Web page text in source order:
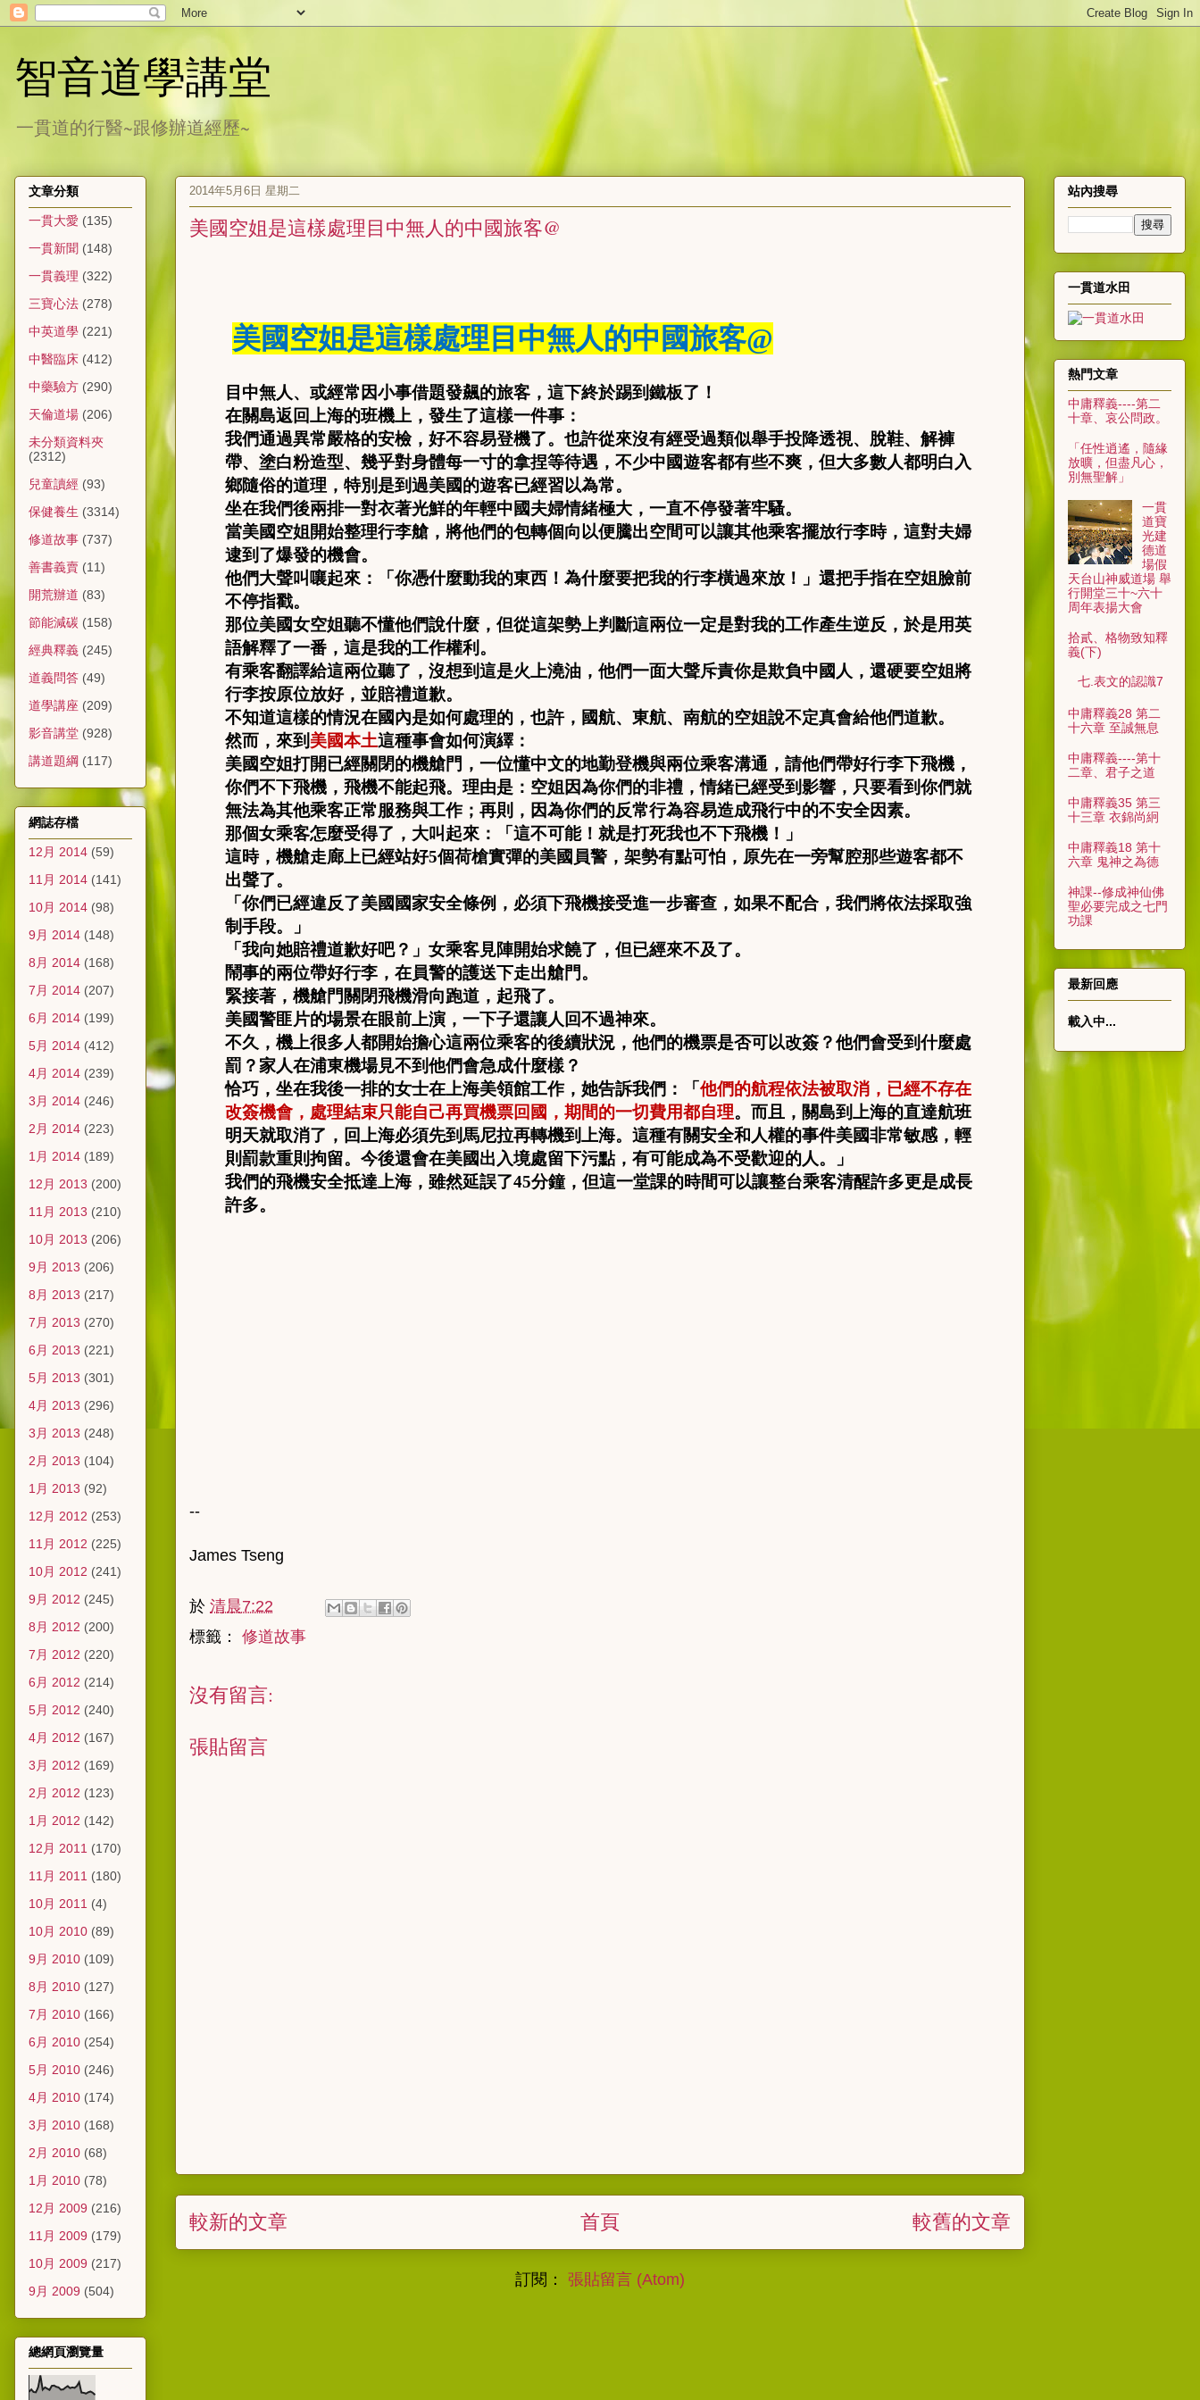
智音道學講堂
一貫道的行醫~跟修辦道經歷~
2014年5月6日 星期二
美國空姐是這樣處理目中無人的中國旅客@
美國空姐是這樣處理目中無人的中國旅客@
目中無人、或經常因小事借題發飆的旅客，這下終於踢到鐵板了！
在關島返回上海的班機上，發生了這樣一件事：
我們通過異常嚴格的安檢，好不容易登機了。也許從來沒有經受過類似舉手投降透視、脫鞋、解褲
帶、塗白粉造型、幾乎對身體每一寸的拿捏等待遇，不少中國遊客都有些不爽，但大多數人都明白入
鄉隨俗的道理，特別是到過美國的遊客已經習以為常。
坐在我們後兩排一對衣著光鮮的年輕中國夫婦情緒極大，一直不停發著牢騷。
當美國空姐開始整理行李艙，將他們的包轉個向以便騰出空間可以讓其他乘客擺放行李時，這對夫婦
逮到了爆發的機會。
他們大聲叫嚷起來：「你憑什麼動我的東西！為什麼要把我的行李橫過來放！」還把手指在空姐臉前
不停指戳。
那位美國女空姐聽不懂他們說什麼，但從這架勢上判斷這兩位一定是對我的工作產生逆反，於是用英
語解釋了一番，這是我的工作權利。
有乘客翻譯給這兩位聽了，沒想到這是火上澆油，他們一面大聲斥責你是欺負中國人，還硬要空姐將
行李按原位放好，並賠禮道歉。
不知道這樣的情況在國內是如何處理的，也許，國航、東航、南航的空姐說不定真會給他們道歉。
然而，來到 美國本土這種事會如何演繹：
美國空姐打開已經關閉的機艙門，一位懂中文的地勤登機與兩位乘客溝通，請他們帶好行李下飛機，
你們不下飛機，飛機不能起飛。理由是：空姐因為你們的非禮，情緒已經受到影響，只要看到你們就
無法為其他乘客正常服務與工作；再則，因為你們的反常行為容易造成飛行中的不安全因素。
那個女乘客怎麼受得了，大叫起來：「這不可能！就是打死我也不下飛機！」
這時，機艙走廊上已經站好5個荷槍實彈的美國員警，架勢有點可怕，原先在一旁幫腔那些遊客都不
出聲了。
「你們已經違反了美國國家安全條例，必須下飛機接受進一步審查，如果不配合，我們將依法採取強
制手段。」
「我向她賠禮道歉好吧？」女乘客見陣開始求饒了，但已經來不及了。
鬧事的兩位帶好行李，在員警的護送下走出艙門。
緊接著，機艙門關閉飛機滑向跑道，起飛了。
美國警匪片的場景在眼前上演，一下子還讓人回不過神來。
不久，機上很多人都開始擔心這兩位乘客的後續狀況，他們的機票是否可以改簽？他們會受到什麼處
罰？家人在浦東機場見不到他們會急成什麼樣？
恰巧，坐在我後一排的女士在上海美領館工作，她告訴我們：「 他們的航程依法被取消，已經不存在
改簽機會，處理結束只能自己再買機票回國，期間的一切費用都自理。而且，關島到上海的直達航班
明天就取消了，回上海必須先到馬尼拉再轉機到上海。這種有關安全和人權的事件美國非常敏感，輕
則罰款重則拘留。今後還會在美國出入境處留下污點，有可能成為不受歡迎的人。」
我們的飛機安全抵達上海，雖然延誤了45分鐘，但這一堂課的時間可以讓整台乘客清醒許多更是成長
許多。
--
James Tseng
於 清晨7:22
標籤： 修道故事
沒有留言:
張貼留言
較新的文章 較舊的文章
首頁
訂閱： 張貼留言 (Atom)
文章分類
一貫大愛 (135)
一貫新聞 (148)
一貫義理 (322)
三寶心法 (278)
中英道學 (221)
中醫臨床 (412)
中藥驗方 (290)
天倫道場 (206)
未分類資料夾
(2312)
兒童讀經 (93)
保健養生 (3314)
修道故事 (737)
善書義賣 (11)
開荒辦道 (83)
節能減碳 (158)
經典釋義 (245)
道義問答 (49)
道學講座 (209)
影音講堂 (928)
講道題綱 (117)
網誌存檔
12月 2014 (59)
11月 2014 (141)
10月 2014 (98)
9月 2014 (148)
8月 2014 (168)
7月 2014 (207)
6月 2014 (199)
5月 2014 (412)
4月 2014 (239)
3月 2014 (246)
2月 2014 (223)
1月 2014 (189)
12月 2013 (200)
11月 2013 (210)
10月 2013 (206)
9月 2013 (206)
8月 2013 (217)
7月 2013 (270)
6月 2013 (221)
5月 2013 (301)
4月 2013 (296)
3月 2013 (248)
2月 2013 (104)
1月 2013 (92)
12月 2012 (253)
11月 2012 (225)
10月 2012 (241)
9月 2012 (245)
8月 2012 (200)
7月 2012 (220)
6月 2012 (214)
5月 2012 (240)
4月 2012 (167)
3月 2012 (169)
2月 2012 (123)
1月 2012 (142)
12月 2011 (170)
11月 2011 (180)
10月 2011 (4)
10月 2010 (89)
9月 2010 (109)
8月 2010 (127)
7月 2010 (166)
6月 2010 (254)
5月 2010 (246)
4月 2010 (174)
3月 2010 (168)
2月 2010 (68)
1月 2010 (78)
12月 2009 (216)
11月 2009 (179)
10月 2009 (217)
9月 2009 (504)
總網頁瀏覽量
站內搜尋
一貫道水田
熱門文章
中庸釋義----第二
十章、哀公問政。
「任性逍遙，隨緣
放曠，但盡凡心，
別無聖解」
一貫
道寶
光建
德道
場假
天台山神威道場 舉
行開堂三十~六十
周年表揚大會
拾貳、格物致知釋
義(下)
七.表文的認識7
中庸釋義28 第二
十六章 至誠無息
中庸釋義----第十
二章、君子之道
中庸釋義35 第三
十三章 衣錦尚絅
中庸釋義18 第十
六章 鬼神之為德
神課--修成神仙佛
聖必要完成之七門
功課
最新回應
載入中...